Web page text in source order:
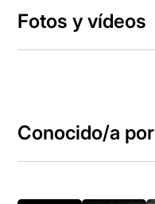
Fotos y vídeos
Conocido/a por